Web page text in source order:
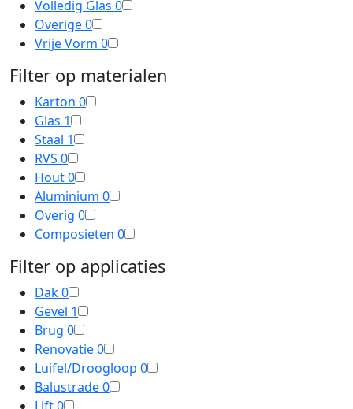
Volledig Glas 0
Overige0
Vrije Vorm 0
Filter op materialen
Karton 0
Glas 1
Staal 1
RVS 0
Hout0
Aluminium 0
Overig 0
Composieten 0
Filter op applicaties
Dak0
Gevel 1
Brug 0
Renovatie0
Luifel/Droogloop 0
Balustrade0